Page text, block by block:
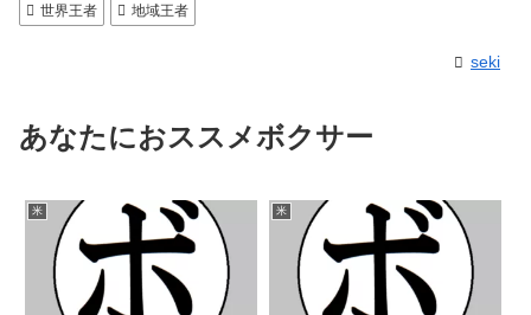
世界王者
地域王者
seki
あなたにおススメボクサー
米 米